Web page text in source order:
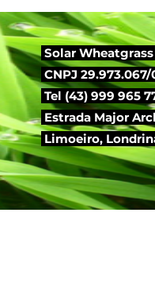
Solar Wheatgrass
CNPJ
Tel (43) 999 965
Estrada Major
Limoeiro,